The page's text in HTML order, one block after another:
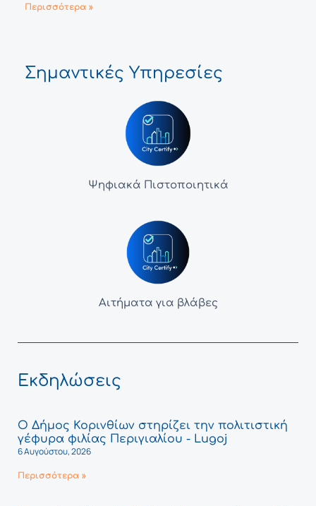
Περισσότερα »
Σημαντικές Υπηρεσίες
Ψηφιακά Πιστοποιητικά
Αιτήματα για βλάβες
Εκδηλώσεις
Ο Δήμος Κορινθίων στηρίζει την πολιτιστική
γέφυρα φιλίας Περιγιαλίου - Lugoj
6 Αυγούστου, 2026
Περισσότερα »